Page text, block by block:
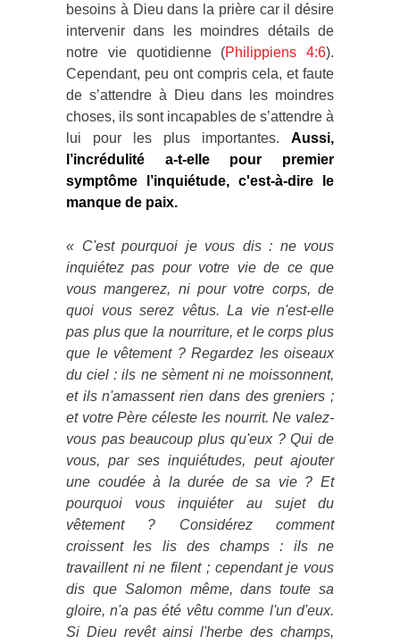
besoins à Dieu dans la prière car il désire
intervenir dans les moindres détails de
notre vie quotidienne (Philippiens 4:6).
Cependant, peu ont compris cela, et faute
de s’attendre à Dieu dans les moindres
choses, ils sont incapables de s’attendre à
lui pour les plus importantes. Aussi,
l’incrédulité a-t-elle pour premier
symptôme l’inquiétude, c'est-à-dire le
manque de paix.
« C'est pourquoi je vous dis : ne vous
inquiétez pas pour votre vie de ce que
vous mangerez, ni pour votre corps, de
quoi vous serez vêtus. La vie n'est-elle
pas plus que la nourriture, et le corps plus
que le vêtement ? Regardez les oiseaux
du ciel : ils ne sèment ni ne moissonnent,
et ils n'amassent rien dans des greniers ;
et votre Père céleste les nourrit. Ne valez-
vous pas beaucoup plus qu'eux ? Qui de
vous, par ses inquiétudes, peut ajouter
une coudée à la durée de sa vie ? Et
pourquoi vous inquiéter au sujet du
vêtement ? Considérez comment
croissent les lis des champs : ils ne
travaillent ni ne filent ; cependant je vous
dis que Salomon même, dans toute sa
gloire, n'a pas été vêtu comme l'un d'eux.
Si Dieu revêt ainsi l'herbe des champs,